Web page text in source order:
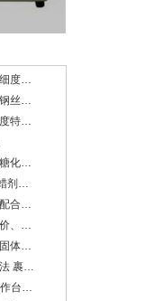
·铝用炭素材料粉料布莱因细度试验法——YS/T 734
·用拉伸法测定金属线材（钢丝）杨氏模量
·高Tc超导材料的电阻—温度特性的测量与处理
·实验室分析麦芽及辅料的糖化力、糖化时间和浸出物的设备
·SY/T 6300采油用清、防蜡剂技术要求
·玻璃配合料均匀度和玻璃配合料中含碱量的检测方法
·氢燃料电池催化研究与评价、锂空电池研究
·焦化固体类产品煤沥青、固体古马隆-茚树脂软化点的测定方法
·矿物绝缘油腐蚀性硫检测法 裹绝缘纸铜扁线法DL/T 285-2012
·怎样检测ESD工作场所工作台面及工具的带静电电荷？